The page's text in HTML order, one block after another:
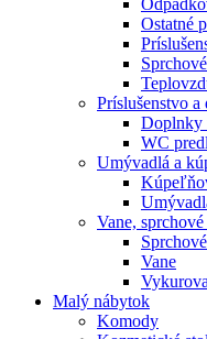
Ostatné
Príslušenstvo
Doplnky
WC
Umývadlá a
Vane,
Vane
Malý nábytok
Komody